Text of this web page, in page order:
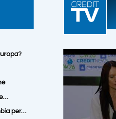
per…